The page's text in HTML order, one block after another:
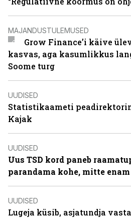
MAJANDUSTULEMUSED
Grow Finance’i käive
kasvas, aga kasumlikkus
Soome turg
UUDISED
Statistikaameti
Kajak
UUDISED
Uus TSD kord paneb
parandama kohe, mitte
UUDISED
Lugeja küsib, asjatundja